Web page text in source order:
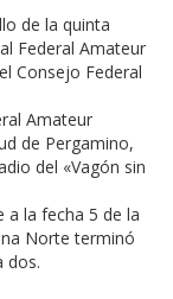
de la quinta
Federal Amateur
Consejo Federal
Amateur
de Pergamino,
del «Vagón sin
a la fecha 5 de la
Norte terminó
dos.